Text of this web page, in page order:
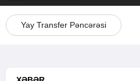
Yay Transfer Pəncərəsi